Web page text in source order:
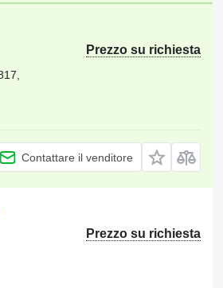
Prezzo su richiesta
Contattare il venditore
Prezzo su richiesta